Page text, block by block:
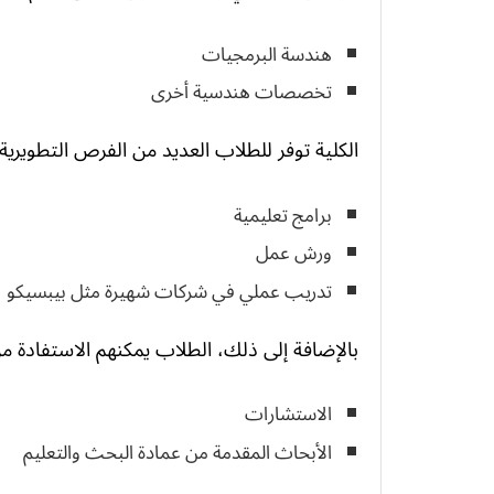
هندسة البرمجيات
تخصصات هندسية أخرى
الكلية توفر للطلاب العديد من الفرص
برامج تعليمية
ورش عمل
تدريب عملي في شركات شهيرة مثل بيبسيكو
بالإضافة إلى ذلك، الطلاب يمكنهم الاستفادة
الاستشارات
الأبحاث المقدمة من عمادة البحث والتعليم